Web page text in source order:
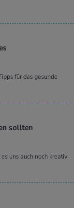
für das gesunde
soll­ten
uns auch noch kreativ